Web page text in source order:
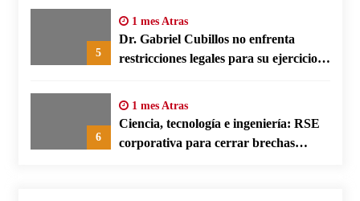
5
1 mes Atras
Dr. Gabriel Cubillos no enfrenta
restricciones legales para su ejercicio,
6
1 mes Atras
Ciencia, tecnología e ingeniería: RSE
corporativa para cerrar brechas